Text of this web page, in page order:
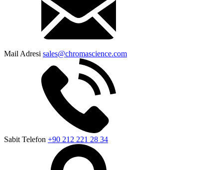
Mail Adresi sales@chromascience.com
Sabit Telefon +90 212 221 28 34